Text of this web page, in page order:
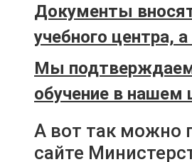
Документы
учебного
Мы подтверждаем
обучение в нашем
А вот так можно
сайте